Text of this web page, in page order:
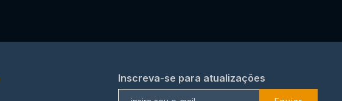
Inscreva-se para atualizações